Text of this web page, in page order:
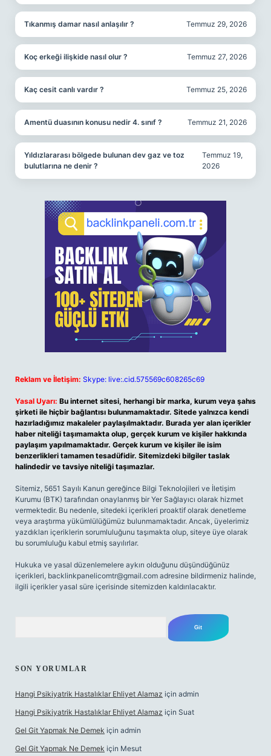
Tıkanmış damar nasıl anlaşılır ? Temmuz 29, 2026
Koç erkeği ilişkide nasıl olur ? Temmuz 27, 2026
Kaç cesit canlı vardır ? Temmuz 25, 2026
Amentü duasının konusu nedir 4. sınıf ? Temmuz 21, 2026
Yıldızlararası bölgede bulunan dev gaz ve toz
bulutlarına ne denir ?
Temmuz 19,
2026
Reklam ve İletişim: Skype: live:.cid.575569c608265c69
Yasal Uyarı: Bu internet sitesi, herhangi bir marka, kurum veya şahıs
şirketi ile hiçbir bağlantısı bulunmamaktadır. Sitede yalnızca kendi
hazırladığımız makaleler paylaşılmaktadır. Burada yer alan içerikler
haber niteliği taşımamakta olup, gerçek kurum ve kişiler hakkında
paylaşım yapılmamaktadır. Gerçek kurum ve kişiler ile isim
benzerlikleri tamamen tesadüfidir. Sitemizdeki bilgiler taslak
halindedir ve tavsiye niteliği taşımazlar.
Sitemiz, 5651 Sayılı Kanun gereğince Bilgi Teknolojileri ve İletişim
Kurumu (BTK) tarafından onaylanmış bir Yer Sağlayıcı olarak hizmet
vermektedir. Bu nedenle, sitedeki içerikleri proaktif olarak denetleme
veya araştırma yükümlülüğümüz bulunmamaktadır. Ancak, üyelerimiz
yazdıkları içeriklerin sorumluluğunu taşımakta olup, siteye üye olarak
bu sorumluluğu kabul etmiş sayılırlar.
Hukuka ve yasal düzenlemelere aykırı olduğunu düşündüğünüz
içerikleri, backlinkpanelicomtr@gmail.com adresine bildirmeniz halinde,
ilgili içerikler yasal süre içerisinde sitemizden kaldırılacaktır.
SON YORUMLAR
Hangi Psikiyatrik Hastalıklar Ehliyet Alamaz için admin
Hangi Psikiyatrik Hastalıklar Ehliyet Alamaz için Suat
Gel Git Yapmak Ne Demek için admin
Gel Git Yapmak Ne Demek için Mesut